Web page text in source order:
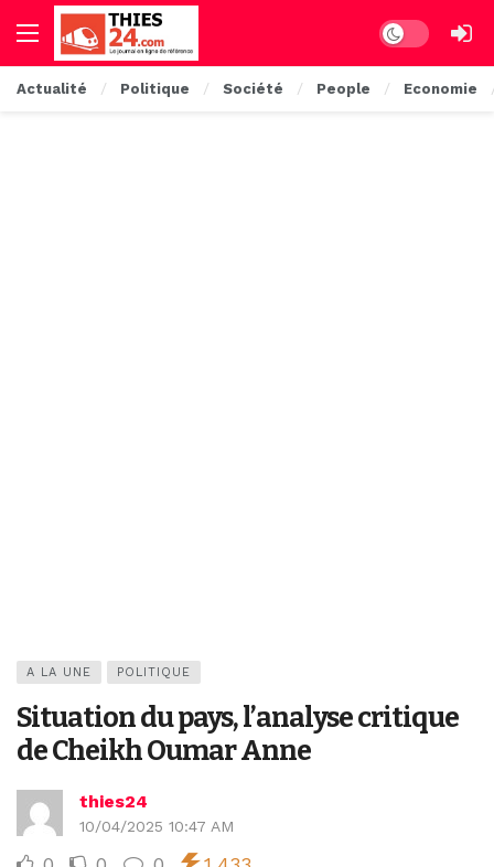
Dark mode
Actualité Politique Société People Economie
A LA UNE POLITIQUE
Situation du pays, l’analyse critique
de Cheikh Oumar Anne
thies24
10/04/2025 10:47 AM